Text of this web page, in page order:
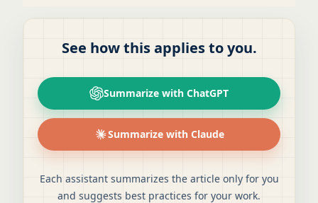
See how this applies to you.
Summarize with ChatGPT
Summarize with Claude
Each assistant summarizes the article only for you
and suggests best practices for your work.